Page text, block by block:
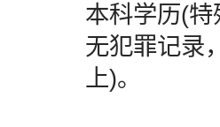
本科学历(
无犯罪记录
上)。